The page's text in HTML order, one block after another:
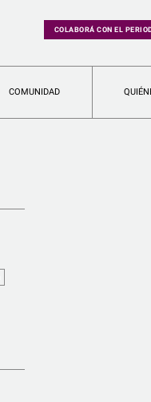
COLABORÁ CON EL
COMUNIDAD